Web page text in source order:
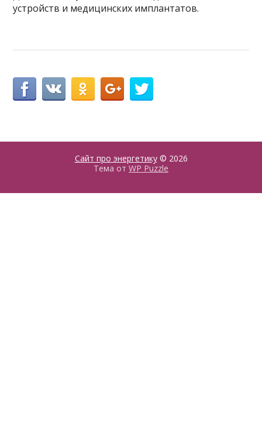
устройств и медицинских имплантатов.
Сайт про энергетику© 2026
Тема от WP Puzzle